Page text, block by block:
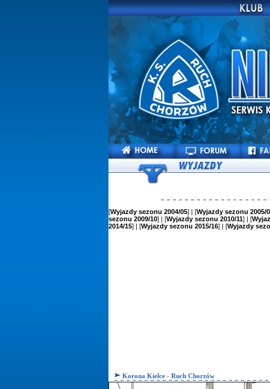
[Wyjazdy sezonu 2004/05] | [Wyjazdy sezonu 2005/
sezonu 2009/10] | [Wyjazdy sezonu 2010/11] | [
2014/15] | [Wyjazdy sezonu 2015/16] | [Wyjazdy
Korona Kielce - Ruch Chorzów